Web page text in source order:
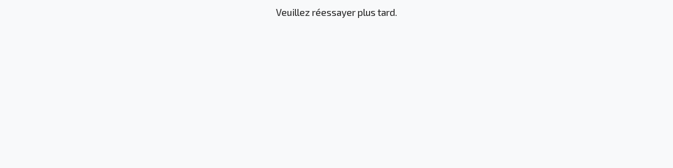
Veuillez réessayer plus tard.